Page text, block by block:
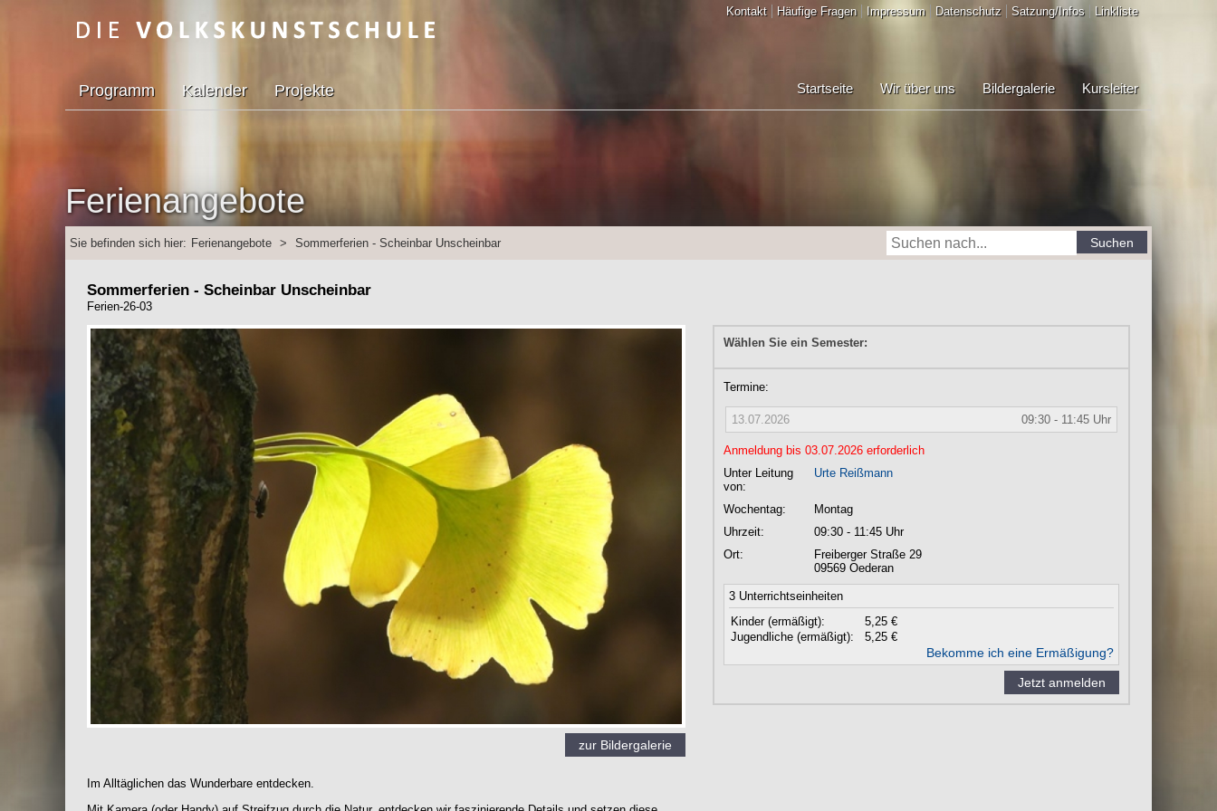
Kontakt Häufige Fragen Impressum Datenschutz Satzung/Infos Linkliste
Programm Kalender Projekte Kursleiter
Bildergalerie
Wir über uns
Startseite
Ferienangebote
Sie befinden sich hier: Ferienangebote > Sommerferien - Scheinbar Unscheinbar Suchen
Sommerferien - Scheinbar Unscheinbar
Ferien-26-03
zur Bildergalerie
Im Alltäglichen das Wunderbare entdecken.
Wählen Sie ein Semester:
Termine:
09:30 - 11:45 Uhr
13.07.2026
Anmeldung bis 03.07.2026 erforderlich
Unter Leitung
von:
Urte Reißmann
Wochentag:
Montag
Uhrzeit:
09:30 - 11:45 Uhr
Ort:
Freiberger Straße 29
09569 Oederan
3 Unterrichtseinheiten
Kinder (ermäßigt):
5,25 €
Jugendliche (ermäßigt):
5,25 €
Bekomme ich eine Ermäßigung?
Jetzt anmelden